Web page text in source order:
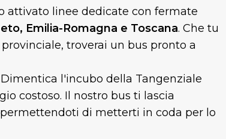
attivato linee dedicate con fermate
Emilia-Romagna e Toscana. Che tu
troverai un bus pronto a
Dimentica l'incubo della Tangenziale
costoso. Il nostro bus ti lascia
di metterti in coda per lo